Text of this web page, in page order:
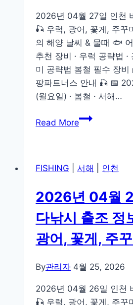
조
정
보
🎣
우
럭,
광
꽃
꾸
2026년 04월 27일 인천
🎣 우럭, 광어, 꽃게, 주
의 해양 날씨 & 물때 🐟
추천 장비 · 우럭 공략법 ·
미 공략법 봄철 필수 장
팡파트너스 안내 🎣 📅
(월요일) · 봄철 · 서해…
Read More2026
27
인
천
바
다
시
조
FISHING 서해 인천
2026년 04월
다낚시 출조 정
광어, 꽃게, 주
By관리자 4월 25, 2026
2026년 04월 26일 인천
🎣 우럭, 광어, 꽃게, 주